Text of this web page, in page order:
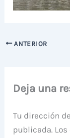
ANTERIOR
Deja una
Tu dirección
publicada.